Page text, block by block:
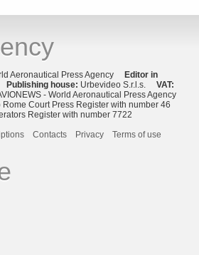
Aeronautical Press Agency Editor in
Publishing house: Urbevideo S.r.l.s. VAT:
- World Aeronautical Press Agency
Court Press Register with number 46
Register with number 7722
Contacts Privacy Terms of use